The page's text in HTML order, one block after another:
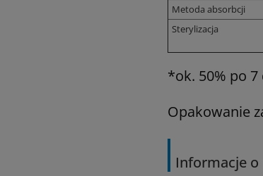
Metoda absorbcji
Sterylizacja
*ok. 50% po 7
Opakowanie
Informacje